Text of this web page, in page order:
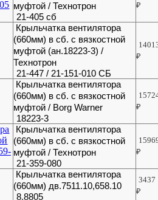
муфтой / Технотрон
21-405 сб
₽
Крыльчатка вентилятора
(660мм) в сб. с вязкостной
муфтой (ан.18223-3) /
Технотрон
21-447 / 21-151-010 CБ
₽
Крыльчатка вентилятора
(660мм) в сб. с вязкостной
муфтой / Borg Warner
18223-3
₽
Крыльчатка вентилятора
(660мм) в сб. с вязкостной
муфтой / Технотрон
21-359-080
₽
Крыльчатка вентилятора
(660мм) дв.7511.10,658.10
8.8805
3437
₽